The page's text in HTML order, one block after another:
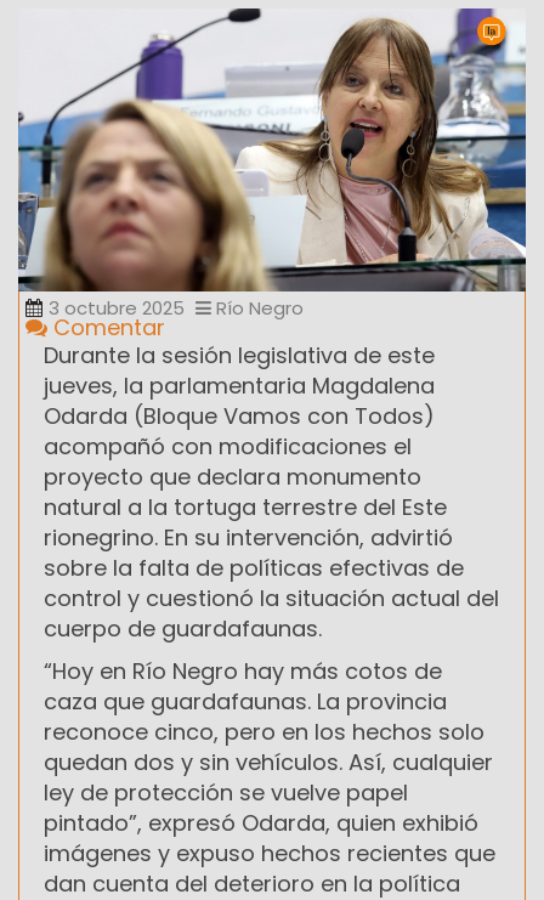
3 octubre 2025 Río Negro
Comentar
Durante la sesión legislativa de este
jueves, la parlamentaria Magdalena
Odarda (Bloque Vamos con Todos)
acompañó con modificaciones el
proyecto que declara monumento
natural a la tortuga terrestre del Este
rionegrino. En su intervención, advirtió
sobre la falta de políticas efectivas de
control y cuestionó la situación actual del
cuerpo de guardafaunas.
“Hoy en Río Negro hay más cotos de
caza que guardafaunas. La provincia
reconoce cinco, pero en los hechos solo
quedan dos y sin vehículos. Así, cualquier
ley de protección se vuelve papel
pintado”, expresó Odarda, quien exhibió
imágenes y expuso hechos recientes que
dan cuenta del deterioro en la política